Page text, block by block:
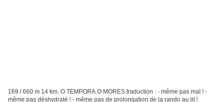
169 / 660 m 14 km. O TEMPORA O MORES traduction : - même pas mal ! -
même pas déshydraté ! - même pas de prolongation de la rando au lit !